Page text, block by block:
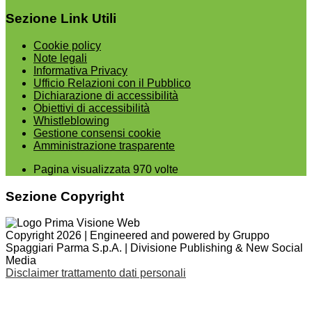
Sezione Link Utili
Cookie policy
Note legali
Informativa Privacy
Ufficio Relazioni con il Pubblico
Dichiarazione di accessibilità
Obiettivi di accessibilità
Whistleblowing
Gestione consensi cookie
Amministrazione trasparente
Pagina visualizzata 970 volte
Sezione Copyright
Copyright 2026 | Engineered and powered by Gruppo
Spaggiari Parma S.p.A. | Divisione Publishing & New Social
Media
Disclaimer trattamento dati personali